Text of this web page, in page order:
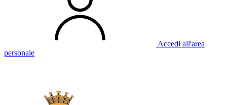
Accedi all'area
personale